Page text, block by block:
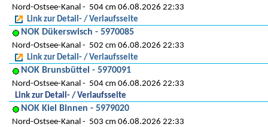
Nord-Ostsee-Kanal
504 cm 06.08.2026 22:33
Link zur Detail- / Verlaufsseite
NOK Dükerswisch - 5970085
Nord-Ostsee-Kanal
502 cm 06.08.2026 22:33
Link zur Detail- / Verlaufsseite
NOK Brunsbüttel - 5970091
Nord-Ostsee-Kanal
504 cm 06.08.2026 22:33
Link zur Detail- / Verlaufsseite
NOK Kiel Binnen - 5979020
Nord-Ostsee-Kanal
503 cm 06.08.2026 22:33